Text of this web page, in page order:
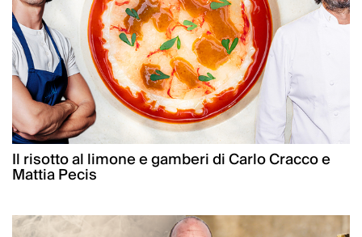
Il risotto al limone e gamberi di Carlo Cracco e
Mattia Pecis